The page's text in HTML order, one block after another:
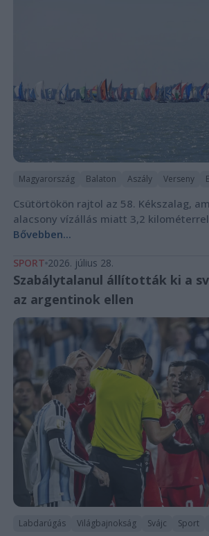
Magyarország Balaton Aszály Verseny
Csütörtökön rajtol az 58. Kékszalag,
alacsony vízállás miatt 3,2
Bővebben...
SPORT 2026. július 28.
Szabálytalanul állították ki a
az argentinok ellen
Labdarúgás Világbajnokság Svájc Sport